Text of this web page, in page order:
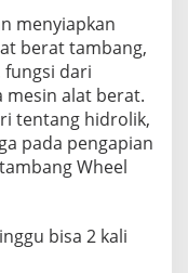
menyiapkan
berat tambang,
dari
mesin alat berat.
tentang hidrolik,
pada pengapian
Wheel
bisa 2 kali